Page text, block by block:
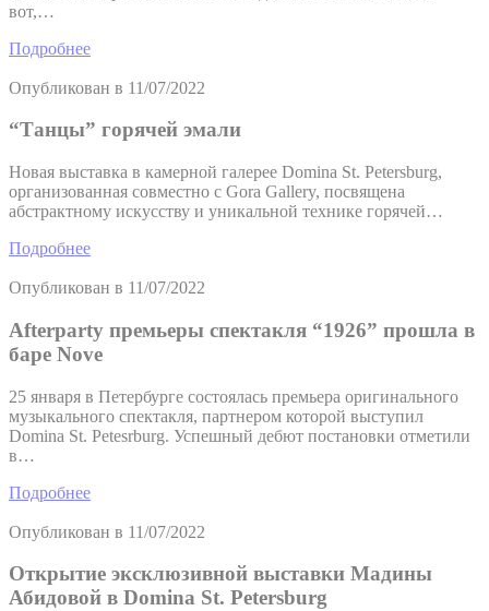
вот,…
Подробнее
Опубликован в 11/07/2022
“Танцы” горячей эмали
Новая выставка в камерной галерее Domina St. Petersburg,
организованная совместно с Gora Gallery, посвящена
абстрактному искусству и уникальной технике горячей…
Подробнее
Опубликован в 11/07/2022
Afterparty премьеры спектакля “1926” прошла в
баре Nove
25 января в Петербурге состоялась премьера оригинального
музыкального спектакля, партнером которой выступил
Domina St. Petesrburg. Успешный дебют постановки отметили
в…
Подробнее
Опубликован в 11/07/2022
Открытие эксклюзивной выставки Мадины
Абидовой в Domina St. Petersburg